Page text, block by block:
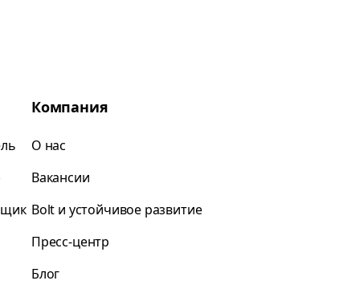
Компания
О нас
Вакансии
Bolt и устойчивое развитие
Пресс-центр
Блог